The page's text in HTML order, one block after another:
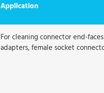
Application
For cleaning connector end-
adapters, female socket